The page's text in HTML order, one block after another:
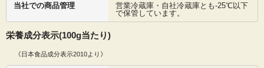
当社での商品管理
営業冷蔵庫・自社冷蔵庫とも-25℃以下
で保管しています。
栄養成分表示(100g当たり)
《日本食品成分表示2010より》